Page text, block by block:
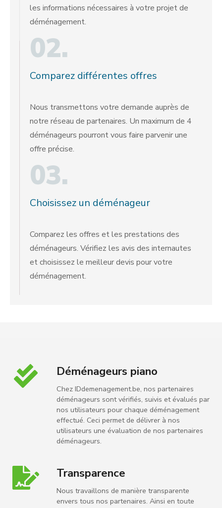
les informations nécessaires à votre projet de
déménagement.
02.
Comparez différentes offres
Nous transmettons votre demande auprès de
notre réseau de partenaires. Un maximum de 4
déménageurs pourront vous faire parvenir une
offre précise.
03.
Choisissez un déménageur
Comparez les offres et les prestations des
déménageurs. Vérifiez les avis des internautes
et choisissez le meilleur devis pour votre
déménagement.
Déménageurs piano
Chez IDdemenagement.be, nos partenaires
déménageurs sont vérifiés, suivis et évalués par
nos utilisateurs pour chaque déménagement
effectué. Ceci permet de délivrer à nos
utilisateurs une évaluation de nos partenaires
déménageurs.
Transparence
Nous travaillons de manière transparente
envers tous nos partenaires. Ainsi en toute